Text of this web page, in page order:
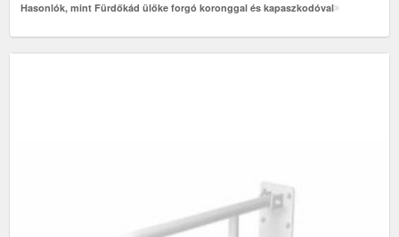
Hasonlók, mint Fürdőkád ülőke forgó koronggal és kapaszkodóval